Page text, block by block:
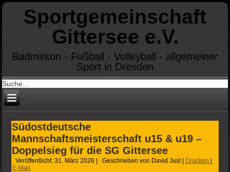
Sportgemeinschaft
Gittersee e.V.
Badminton - Fußball - Volleyball - allgemeiner
Sport in Dresden
Südostdeutsche
Mannschaftsmeisterschaft u15 & u19 –
Doppelsieg für die SG Gittersee
Veröffentlicht: 31. März 2026 | Geschrieben von David Just| Drucken |
E-Mail